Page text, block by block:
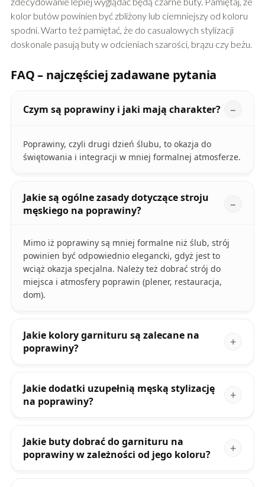
kolor butów powinien być zbliżony lub ciemniejszy od koloru
spodni. Warto też pamiętać, że do casualowych stylizacji
doskonale pasują buty w odcieniach szarości, brązu czy beżu.
FAQ – najczęściej zadawane pytania
Czym są poprawiny i jaki mają charakter?
Poprawiny, czyli drugi dzień ślubu, to okazja do
świętowania i integracji w mniej formalnej atmosferze.
Jakie są ogólne zasady dotyczące stroju
męskiego na poprawiny?
Mimo iż poprawiny są mniej formalne niż ślub, strój
powinien być odpowiednio elegancki, gdyż jest to
wciąż okazja specjalna. Należy też dobrać strój do
miejsca i atmosfery poprawin (plener, restauracja,
dom).
Jakie kolory garnituru są zalecane na
poprawiny?
Jakie dodatki uzupełnią męską stylizację
na poprawiny?
Jakie buty dobrać do garnituru na
poprawiny w zależności od jego koloru?